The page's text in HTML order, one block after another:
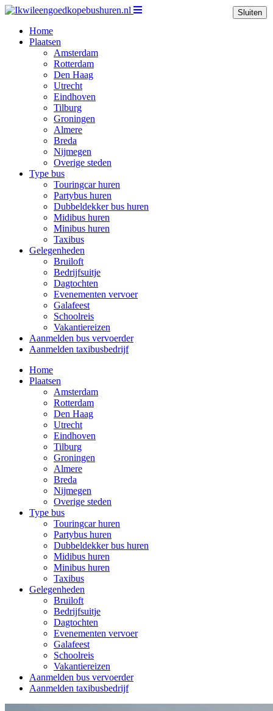
Home
Plaatsen
Amsterdam
Rotterdam
Den Haag
Utrecht
Eindhoven
Tilburg
Groningen
Almere
Breda
Nijmegen
Overige steden
Type bus
Touringcar huren
Partybus huren
Dubbeldekker bus huren
Midibus huren
Minibus huren
Taxibus
Gelegenheden
Bruiloft
Bedrijfsuitje
Dagtochten
Evenementen vervoer
Galafeest
Schoolreis
Vakantiereizen
Aanmelden bus vervoerder
Aanmelden taxibusbedrijf
Home
Plaatsen
Amsterdam
Rotterdam
Den Haag
Utrecht
Eindhoven
Tilburg
Groningen
Almere
Breda
Nijmegen
Overige steden
Type bus
Touringcar huren
Partybus huren
Dubbeldekker bus huren
Midibus huren
Minibus huren
Taxibus
Gelegenheden
Bruiloft
Bedrijfsuitje
Dagtochten
Evenementen vervoer
Galafeest
Schoolreis
Vakantiereizen
Aanmelden bus vervoerder
Aanmelden taxibusbedrijf
Sluiten